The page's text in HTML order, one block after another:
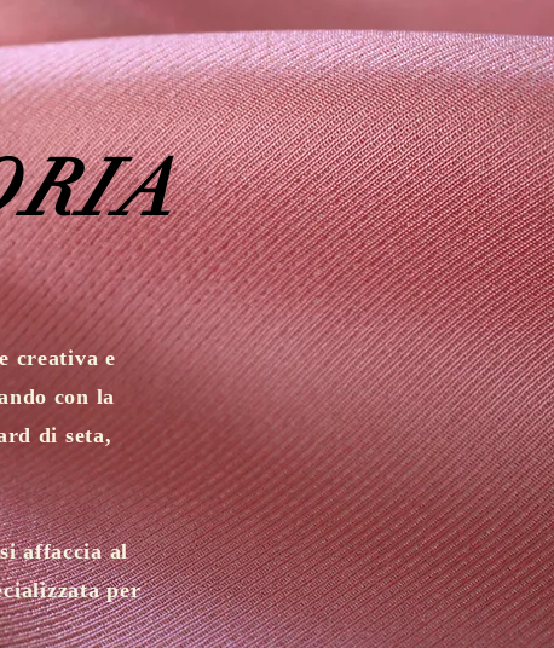
creativa e
con la
di seta,
affaccia al
per